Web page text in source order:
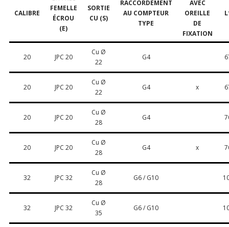
CALIBRE
FEMELLE
ÉCROU
(E)
SORTIE
CU (S)
RACCORDEMENT
AU COMPTEUR
TYPE
AVEC
OREILLE
DE
FIXATION
20 JPC 20
Cu Ø
22
G4
20 JPC 20
Cu Ø
22
G4 x
20 JPC 20
Cu Ø
28
G4
20 JPC 20
Cu Ø
28
G4 x
32 JPC 32
Cu Ø
28
G6 / G10
32 JPC 32
Cu Ø
35
G6 / G10